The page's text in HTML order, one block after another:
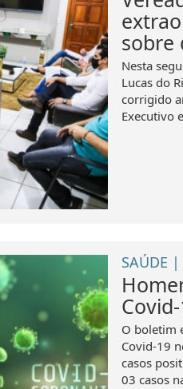
sobre
Nesta
Lucas do
corrigido
Executivo
SAÚDE
O boletim
Covid-19
casos
03 casos